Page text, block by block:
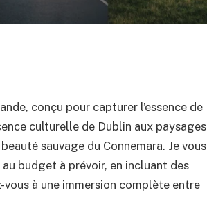
conçu pour capturer l’essence de
culturelle de Dublin aux paysages
sauvage du Connemara. Je vous
budget à prévoir, en incluant des
à une immersion complète entre